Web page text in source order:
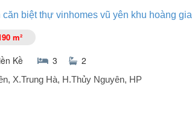
biệt thự vinhomes vũ yên khu hoàng gia
m²
Kề 3 2
X.Trung Hà, H.Thủy Nguyên, HP